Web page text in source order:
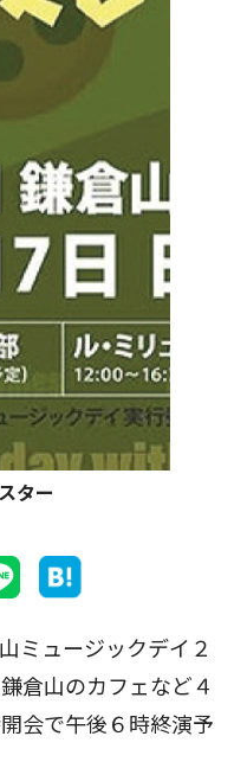
ター
ミュージックデイ２
倉山のカフェなど４
会で午後６時終演予